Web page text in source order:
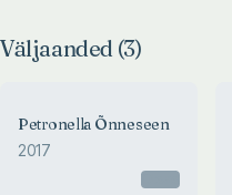
Väljaanded (3)
Petronella Õnneseen
2017